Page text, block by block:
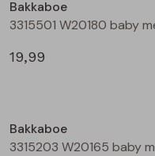
Bakkaboe
19,99
Bakkaboe